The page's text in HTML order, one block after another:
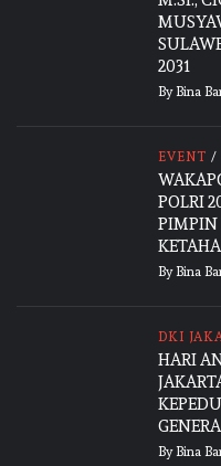
2031
By Bina
EVENT /
POLRI
PIMPIN
By Bina
DKI
HARI
By Bina